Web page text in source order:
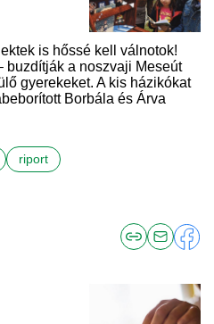
is hőssé kell válnotok!
buzdítják a noszvaji Meseút
gyerekeket. A kis házikókat
Borbála és Árva
riport